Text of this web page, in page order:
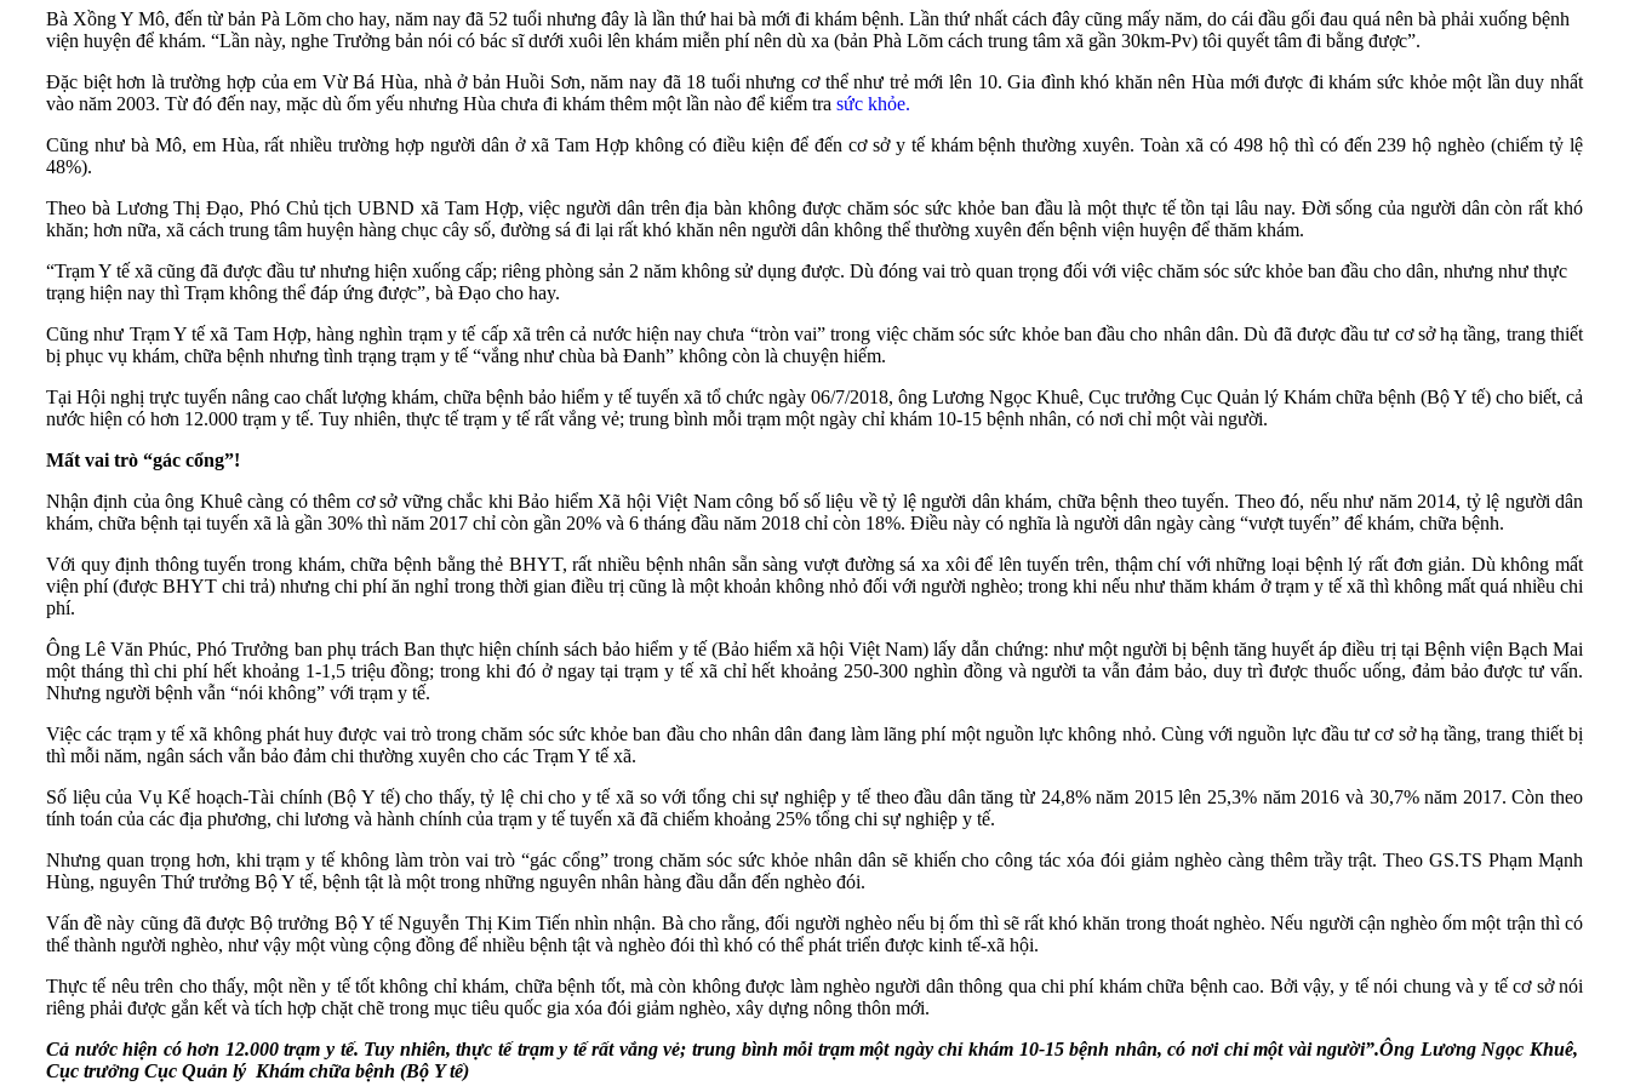
Bà Xồng Y Mô, đến từ bản Pà Lõm cho hay, năm nay đã 52 tuổi nhưng đây là lần thứ hai bà mới đi khám bệnh. Lần thứ nhất cách đây cũng mấy năm, do cái đầu gối đau quá nên bà phải xuống bệnh
viện huyện để khám. “Lần này, nghe Trưởng bản nói có bác sĩ dưới xuôi lên khám miễn phí nên dù xa (bản Phà Lõm cách trung tâm xã gần 30km-Pv) tôi quyết tâm đi bằng được”.
Đặc biệt hơn là trường hợp của em Vừ Bá Hùa, nhà ở bản Huồi Sơn, năm nay đã 18 tuổi nhưng cơ thể như trẻ mới lên 10. Gia đình khó khăn nên Hùa mới được đi khám sức khỏe một lần duy nhất
vào năm 2003. Từ đó đến nay, mặc dù ốm yếu nhưng Hùa chưa đi khám thêm một lần nào để kiểm tra sức khỏe.
Cũng như bà Mô, em Hùa, rất nhiều trường hợp người dân ở xã Tam Hợp không có điều kiện để đến cơ sở y tế khám bệnh thường xuyên. Toàn xã có 498 hộ thì có đến 239 hộ nghèo (chiếm tỷ lệ
48%).
Theo bà Lương Thị Đạo, Phó Chủ tịch UBND xã Tam Hợp, việc người dân trên địa bàn không được chăm sóc sức khỏe ban đầu là một thực tế tồn tại lâu nay. Đời sống của người dân còn rất khó
khăn; hơn nữa, xã cách trung tâm huyện hàng chục cây số, đường sá đi lại rất khó khăn nên người dân không thể thường xuyên đến bệnh viện huyện để thăm khám.
“Trạm Y tế xã cũng đã được đầu tư nhưng hiện xuống cấp; riêng phòng sản 2 năm không sử dụng được. Dù đóng vai trò quan trọng đối với việc chăm sóc sức khỏe ban đầu cho dân, nhưng như thực
trạng hiện nay thì Trạm không thể đáp ứng được”, bà Đạo cho hay.
Cũng như Trạm Y tế xã Tam Hợp, hàng nghìn trạm y tế cấp xã trên cả nước hiện nay chưa “tròn vai” trong việc chăm sóc sức khỏe ban đầu cho nhân dân. Dù đã được đầu tư cơ sở hạ tầng, trang thiết
bị phục vụ khám, chữa bệnh nhưng tình trạng trạm y tế “vắng như chùa bà Đanh” không còn là chuyện hiếm.
Tại Hội nghị trực tuyến nâng cao chất lượng khám, chữa bệnh bảo hiểm y tế tuyến xã tổ chức ngày 06/7/2018, ông Lương Ngọc Khuê, Cục trưởng Cục Quản lý Khám chữa bệnh (Bộ Y tế) cho biết, cả
nước hiện có hơn 12.000 trạm y tế. Tuy nhiên, thực tế trạm y tế rất vắng vẻ; trung bình mỗi trạm một ngày chỉ khám 10-15 bệnh nhân, có nơi chỉ một vài người.
Mất vai trò “gác cổng”!
Nhận định của ông Khuê càng có thêm cơ sở vững chắc khi Bảo hiểm Xã hội Việt Nam công bố số liệu về tỷ lệ người dân khám, chữa bệnh theo tuyến. Theo đó, nếu như năm 2014, tỷ lệ người dân
khám, chữa bệnh tại tuyến xã là gần 30% thì năm 2017 chỉ còn gần 20% và 6 tháng đầu năm 2018 chỉ còn 18%. Điều này có nghĩa là người dân ngày càng “vượt tuyến” để khám, chữa bệnh.
Với quy định thông tuyến trong khám, chữa bệnh bằng thẻ BHYT, rất nhiều bệnh nhân sẵn sàng vượt đường sá xa xôi để lên tuyến trên, thậm chí với những loại bệnh lý rất đơn giản. Dù không mất
viện phí (được BHYT chi trả) nhưng chi phí ăn nghỉ trong thời gian điều trị cũng là một khoản không nhỏ đối với người nghèo; trong khi nếu như thăm khám ở trạm y tế xã thì không mất quá nhiều chi
phí.
Ông Lê Văn Phúc, Phó Trưởng ban phụ trách Ban thực hiện chính sách bảo hiểm y tế (Bảo hiểm xã hội Việt Nam) lấy dẫn chứng: như một người bị bệnh tăng huyết áp điều trị tại Bệnh viện Bạch Mai
một tháng thì chi phí hết khoảng 1-1,5 triệu đồng; trong khi đó ở ngay tại trạm y tế xã chỉ hết khoảng 250-300 nghìn đồng và người ta vẫn đảm bảo, duy trì được thuốc uống, đảm bảo được tư vấn.
Nhưng người bệnh vẫn “nói không” với trạm y tế.
Việc các trạm y tế xã không phát huy được vai trò trong chăm sóc sức khỏe ban đầu cho nhân dân đang làm lãng phí một nguồn lực không nhỏ. Cùng với nguồn lực đầu tư cơ sở hạ tầng, trang thiết bị
thì mỗi năm, ngân sách vẫn bảo đảm chi thường xuyên cho các Trạm Y tế xã.
Số liệu của Vụ Kế hoạch-Tài chính (Bộ Y tế) cho thấy, tỷ lệ chi cho y tế xã so với tổng chi sự nghiệp y tế theo đầu dân tăng từ 24,8% năm 2015 lên 25,3% năm 2016 và 30,7% năm 2017. Còn theo
tính toán của các địa phương, chi lương và hành chính của trạm y tế tuyến xã đã chiếm khoảng 25% tổng chi sự nghiệp y tế.
Nhưng quan trọng hơn, khi trạm y tế không làm tròn vai trò “gác cổng” trong chăm sóc sức khỏe nhân dân sẽ khiến cho công tác xóa đói giảm nghèo càng thêm trầy trật. Theo GS.TS Phạm Mạnh
Hùng, nguyên Thứ trưởng Bộ Y tế, bệnh tật là một trong những nguyên nhân hàng đầu dẫn đến nghèo đói.
Vấn đề này cũng đã được Bộ trưởng Bộ Y tế Nguyễn Thị Kim Tiến nhìn nhận. Bà cho rằng, đối người nghèo nếu bị ốm thì sẽ rất khó khăn trong thoát nghèo. Nếu người cận nghèo ốm một trận thì có
thể thành người nghèo, như vậy một vùng cộng đồng để nhiều bệnh tật và nghèo đói thì khó có thể phát triển được kinh tế-xã hội.
Thực tế nêu trên cho thấy, một nền y tế tốt không chỉ khám, chữa bệnh tốt, mà còn không được làm nghèo người dân thông qua chi phí khám chữa bệnh cao. Bởi vậy, y tế nói chung và y tế cơ sở nói
riêng phải được gắn kết và tích hợp chặt chẽ trong mục tiêu quốc gia xóa đói giảm nghèo, xây dựng nông thôn mới.
Cả nước hiện có hơn 12.000 trạm y tế. Tuy nhiên, thực tế trạm y tế rất vắng vẻ; trung bình mỗi trạm một ngày chỉ khám 10-15 bệnh nhân, có nơi chỉ một vài người”.Ông Lương Ngọc Khuê,
Cục trưởng Cục Quản lý Khám chữa bệnh (Bộ Y tế)